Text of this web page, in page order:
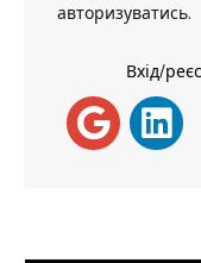
авторизуватись.
Вхід/